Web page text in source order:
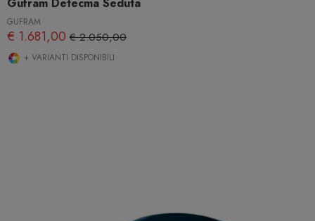
Gufram Detecma Seduta
GUFRAM
€ 1.681,00 € 2.050,00
+ VARIANTI DISPONIBILI